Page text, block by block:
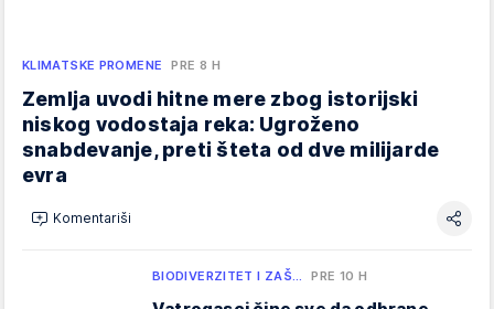
KLIMATSKE PROMENE PRE 8 H
Zemlja uvodi hitne mere zbog istorijski
niskog vodostaja reka: Ugroženo
snabdevanje, preti šteta od dve milijarde
evra
Komentariši
BIODIVERZITET I ZAŠ… PRE 10 H